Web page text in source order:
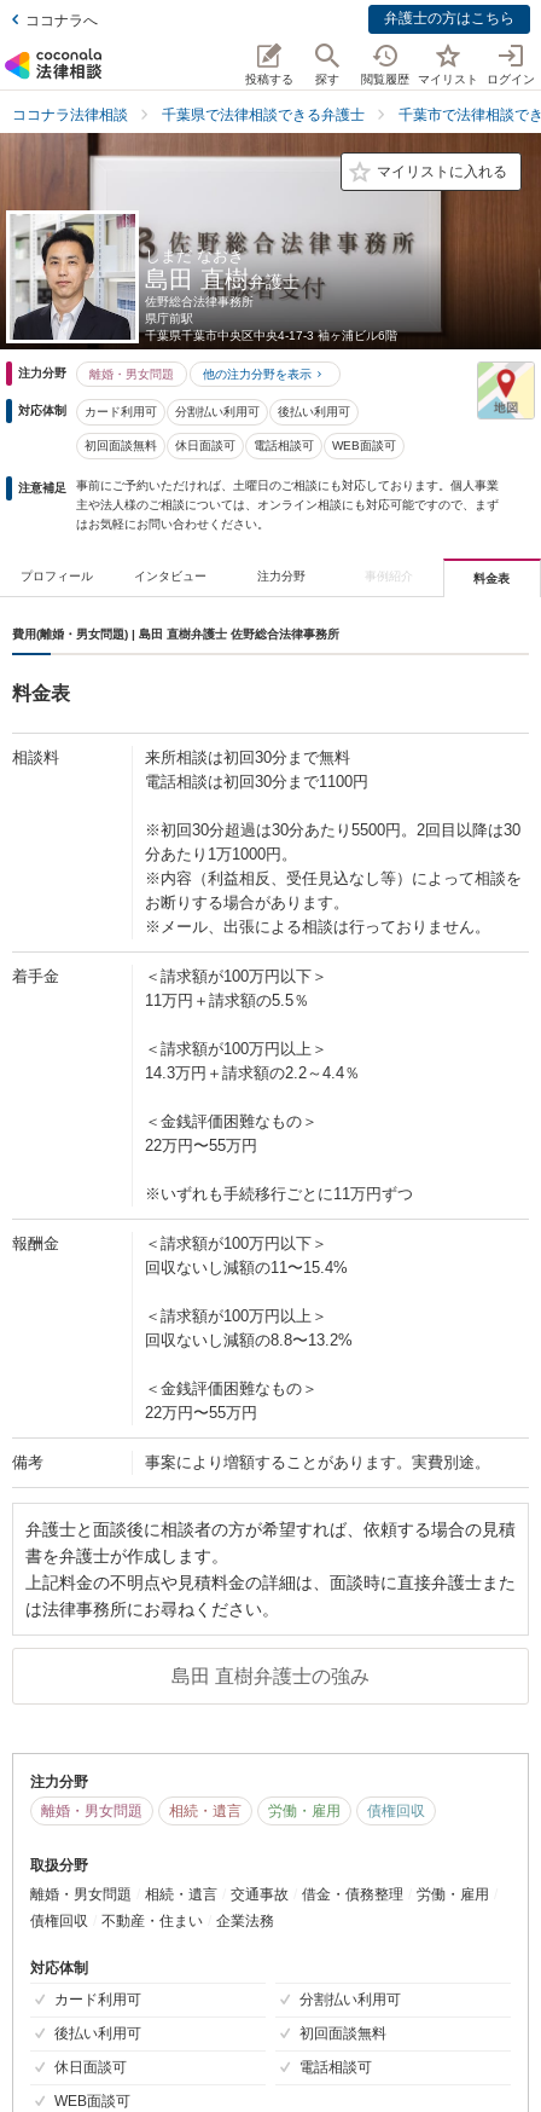
ココナラへ 弁護士の方はこちら
投稿する 探す 閲覧履歴 マイリスト ログイン
ココナラ法律相談 千葉県で法律相談できる弁護士 千葉市で法律相談で
マイリストに入れる
しまだ なおき
島田 直樹弁護士
佐野総合法律事務所
県庁前駅
千葉県千葉市中央区中央4-17-3 袖ヶ浦ビル6階
注力分野 離婚・男女問題 他の注力分野を表示
対応体制 カード利用可 分割払い利用可 後払い利用可
初回面談無料 休日面談可 電話相談可 WEB面談可
注意補足
事前にご予約いただければ、土曜日のご相談にも対応しております。個人事業
主や法人様のご相談については、オンライン相談にも対応可能ですので、まず
はお気軽にお問い合わせください。
プロフィール インタビュー 注力分野 事例紹介 料金表
費用(離婚・男女問題) | 島田 直樹弁護士 佐野総合法律事務所
料金表
相談料
来所相談は初回30分まで無料
電話相談は初回30分まで1100円
※初回30分超過は30分あたり5500円。2回目以降は30
分あたり1万1000円。
※内容（利益相反、受任見込なし等）によって相談を
お断りする場合があります。
※メール、出張による相談は行っておりません。
着手金
＜請求額が100万円以下＞
11万円＋請求額の5.5％
＜請求額が100万円以上＞
14.3万円＋請求額の2.2～4.4％
＜金銭評価困難なもの＞
22万円〜55万円
※いずれも手続移行ごとに11万円ずつ
報酬金
＜請求額が100万円以下＞
回収ないし減額の11〜15.4%
＜請求額が100万円以上＞
回収ないし減額の8.8〜13.2%
＜金銭評価困難なもの＞
22万円〜55万円
備考 事案により増額することがあります。実費別途。
弁護士と面談後に相談者の方が希望すれば、依頼する場合の見積
書を弁護士が作成します。
上記料金の不明点や見積料金の詳細は、面談時に直接弁護士また
は法律事務所にお尋ねください。
島田 直樹弁護士の強み
注力分野
離婚・男女問題
相続・遺言 労働・雇用 債権回収
取扱分野
離婚・男女問題
相続・遺言 交通事故 借金・債務整理
労働・雇用
債権回収
不動産・住まい 企業法務
対応体制
カード利用可
分割払い利用可
後払い利用可
初回面談無料
休日面談可
電話相談可
WEB面談可